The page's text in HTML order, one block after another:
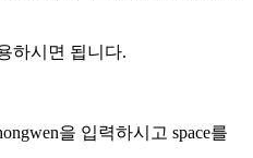
하시면 됩니다.
을 입력하시고 space를